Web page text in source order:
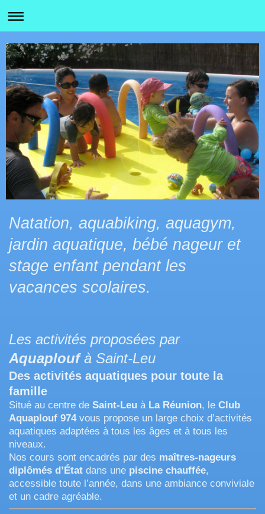
Natation, aquabiking, aquagym,
jardin aquatique, bébé nageur et
stage enfant pendant les
vacances scolaires.
Les activités proposées par
Aquaploufà Saint-Leu
Des activités aquatiques pour toute la
famille
Situé au centre de Saint-Leu à La Réunion, le Club
Aquaplouf 974vous propose un large choix d’activités
aquatiques adaptées à tous les âges et à tous les
niveaux.
Nos cours sont encadrés par des maîtres-nageurs
diplômés d’État dans une piscine chauffée,
accessible toute l’année, dans une ambiance conviviale
et un cadre agréable.